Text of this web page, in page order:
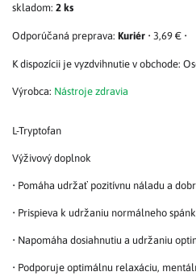
skladom: 2 ks
Kuriér • 3,69 € •
Výrobca: Nástroje zdravia
L-Tryptofan
Výživový doplnok
• Pomáha udržať pozitívnu náladu a
• Prispieva k udržaniu normálneho
• Napomáha dosiahnutiu a udržaniu
• Podporuje optimálnu relaxáciu,